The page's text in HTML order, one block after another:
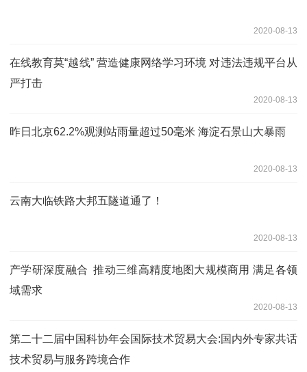
2020-08-13
在线教育莫“越线” 营造健康网络学习环境 对违法违规平台从
严打击
2020-08-13
昨日北京62.2%观测站雨量超过50毫米 海淀石景山大暴雨
2020-08-13
云南大临铁路大邦五隧道通了！
2020-08-13
产学研深度融合 推动三维高精度地图大规模商用 满足各领
域需求
2020-08-13
第二十二届中国科协年会国际技术贸易大会:国内外专家共话
技术贸易与服务跨境合作